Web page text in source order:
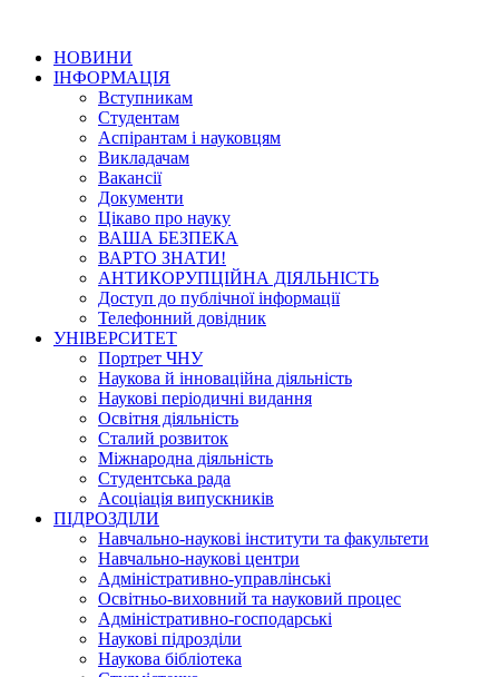
НОВИНИ
ІНФОРМАЦІЯ
Вступникам
Студентам
Аспірантам і науковцям
Викладачам
Вакансії
Документи
Цікаво про науку
ВАША БЕЗПЕКА
ВАРТО ЗНАТИ!
АНТИКОРУПЦІЙНА ДІЯЛЬНІСТЬ
Доступ до публічної інформації
Телефонний довідник
УНІВЕРСИТЕТ
Портрет ЧНУ
Наукова й інноваційна діяльність
Наукові періодичні видання
Освітня діяльність
Сталий розвиток
Міжнародна діяльність
Студентська рада
Асоціація випускників
ПІДРОЗДІЛИ
Навчально-наукові інститути та факультети
Навчально-наукові центри
Адміністративно-управлінські
Освітньо-виховний та науковий процес
Адміністративно-господарські
Наукові підрозділи
Наукова бібліотека